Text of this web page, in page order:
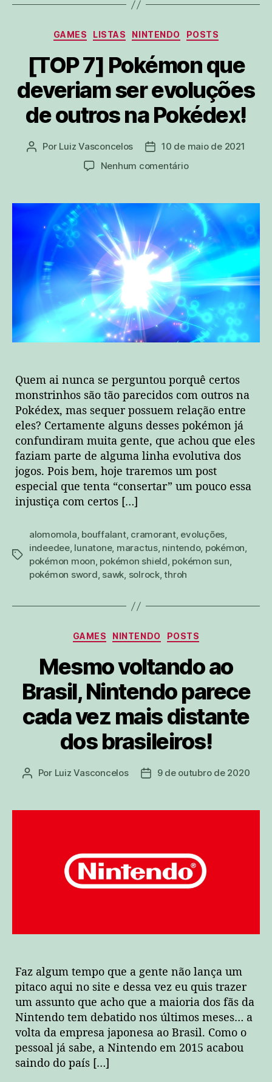
Categorias
GAMES LISTAS NINTENDO POSTS
[TOP 7] Pokémon que
deveriam ser evoluções
de outros na Pokédex!
Autor
Por Luiz Vasconcelos
Data10 de maio de 2021
Nenhum comentárioem
Pokémon
que
deveriam
ser
evoluções
outros
na
Pokédex!
Quem ai nunca se perguntou porquê certos
monstrinhos são tão parecidos com outros na
Pokédex, mas sequer possuem relação entre
eles? Certamente alguns desses pokémon já
confundiram muita gente, que achou que eles
faziam parte de alguma linha evolutiva dos
jogos. Pois bem, hoje traremos um post
especial que tenta “consertar” um pouco essa
injustiça com certos […]
tags
alomomola, bouffalant, cramorant, evoluções,
indeedee, lunatone, maractus, nintendo, pokémon,
pokémon moon, pokémon shield, pokémon sun,
pokémon sword, sawk, solrock,throh
Categorias
GAMES NINTENDO POSTS
Mesmo voltando ao
Brasil, Nintendo parece
cada vez mais distante
dos brasileiros!
Autor
Por Luiz Vasconcelos
Data9 de outubro de 2020
Faz algum tempo que a gente não lança um
pitaco aqui no site e dessa vez eu quis trazer
um assunto que acho que a maioria dos fãs da
Nintendo tem debatido nos últimos meses… a
volta da empresa japonesa ao Brasil. Como o
pessoal já sabe, a Nintendo em 2015 acabou
saindo do país […]